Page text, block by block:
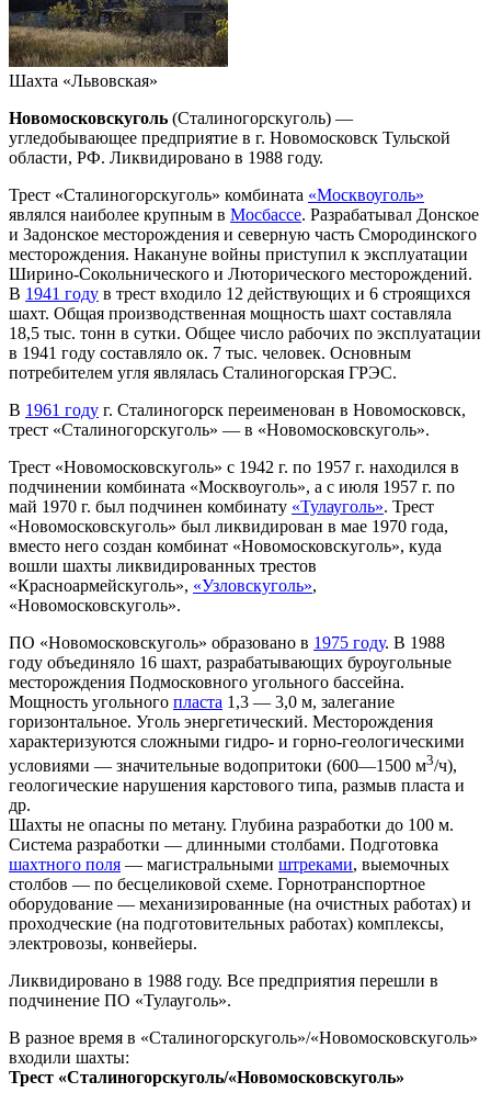
Шахта «Львовская»
Новомосковскуголь (Сталиногорскуголь) —
угледобывающее предприятие в г. Новомосковск Тульской
области, РФ. Ликвидировано в 1988 году.
Трест «Сталиногорскуголь» комбината «Москвоуголь»
являлся наиболее крупным в Мосбассе. Разрабатывал Донское
и Задонское месторождения и северную часть Смородинского
месторождения. Накануне войны приступил к эксплуатации
Ширино-Сокольнического и Люторического месторождений.
В 1941 году в трест входило 12 действующих и 6 строящихся
шахт. Общая производственная мощность шахт составляла
18,5 тыс. тонн в сутки. Общее число рабочих по эксплуатации
в 1941 году составляло ок. 7 тыс. человек. Основным
потребителем угля являлась Сталиногорская ГРЭС.
В 1961 году г. Сталиногорск переименован в Новомосковск,
трест «Сталиногорскуголь» — в «Новомосковскуголь».
Трест «Новомосковскуголь» с 1942 г. по 1957 г. находился в
подчинении комбината «Москвоуголь», а с июля 1957 г. по
май 1970 г. был подчинен комбинату «Тулауголь». Трест
«Новомосковскуголь» был ликвидирован в мае 1970 года,
вместо него создан комбинат «Новомосковскуголь», куда
вошли шахты ликвидированных трестов
«Красноармейскуголь», «Узловскуголь»,
«Новомосковскуголь».
ПО «Новомосковскуголь» образовано в 1975 году. В 1988
году объединяло 16 шахт, разрабатывающих буроугольные
месторождения Подмосковного угольного бассейна.
Мощность угольного пласта 1,3 — 3,0 м, залегание
горизонтальное. Уголь энергетический. Месторождения
характеризуются сложными гидро- и горно-геологическими
условиями — значительные водопритоки (600—1500 м3/ч),
геологические нарушения карстового типа, размыв пласта и
др.
Шахты не опасны по метану. Глубина разработки до 100 м.
Система разработки — длинными столбами. Подготовка
шахтного поля — магистральными штреками, выемочных
столбов — по бесцеликовой схеме. Горнотранспортное
оборудование — механизированные (на очистных работах) и
проходческие (на подготовительных работах) комплексы,
электровозы, конвейеры.
Ликвидировано в 1988 году. Все предприятия перешли в
подчинение ПО «Тулауголь».
В разное время в «Сталиногорскуголь»/«Новомосковскуголь»
входили шахты:
Трест «Сталиногорскуголь/«Новомосковскуголь»